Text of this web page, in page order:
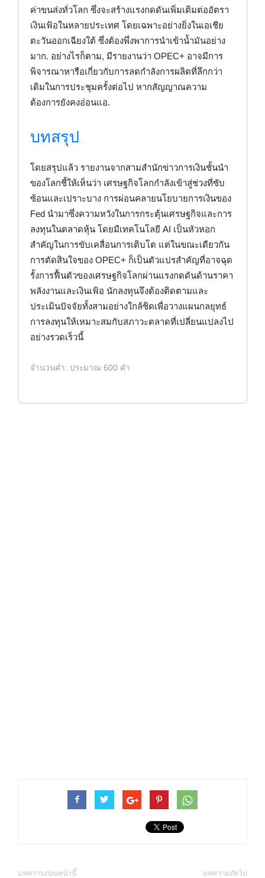
ค่าขนส่งทั่วโลก ซึ่งจะสร้างแรงกดดันเพิ่มเติมต่ออัตรา
เงินเฟ้อในหลายประเทศ โดยเฉพาะอย่างยิ่งในเอเชีย
ตะวันออกเฉียงใต้ ซึ่งต้องพึ่งพาการนำเข้าน้ำมันอย่าง
มาก. อย่างไรก็ตาม, มีรายงานว่า OPEC+ อาจมีการ
พิจารณาหารือเกี่ยวกับการลดกำลังการผลิตที่ลึกกว่า
เดิมในการประชุมครั้งต่อไป หากสัญญาณความ
ต้องการยังคงอ่อนแอ.
บทสรุป
โดยสรุปแล้ว รายงานจากสามสำนักข่าวการเงินชั้นนำ
ของโลกชี้ให้เห็นว่า เศรษฐกิจโลกกำลังเข้าสู่ช่วงที่ซับ
ซ้อนและเปราะบาง การผ่อนคลายนโยบายการเงินของ
Fed นำมาซึ่งความหวังในการกระตุ้นเศรษฐกิจและการ
ลงทุนในตลาดหุ้น โดยมีเทคโนโลยี AI เป็นหัวหอก
สำคัญในการขับเคลื่อนการเติบโต แต่ในขณะเดียวกัน
การตัดสินใจของ OPEC+ ก็เป็นตัวแปรสำคัญที่อาจฉุด
รั้งการฟื้นตัวของเศรษฐกิจโลกผ่านแรงกดดันด้านราคา
พลังงานและเงินเฟ้อ นักลงทุนจึงต้องติดตามและ
ประเมินปัจจัยทั้งสามอย่างใกล้ชิดเพื่อวางแผนกลยุทธ์
การลงทุนให้เหมาะสมกับสภาวะตลาดที่เปลี่ยนแปลงไป
อย่างรวดเร็วนี้
จำนวนคำ: ประมาณ 600 คำ
บทความก่อนหน้านี้ บทความถัดไป